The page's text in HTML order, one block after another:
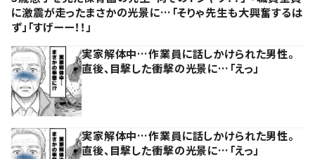
に激震が走ったまさかの光景に…「そりゃ先生も大興奮するは
ず」「すげーー！！」
実家解体中…作業員に話しかけられた男性。
直後、目撃した衝撃の光景に…「えっ」
実家解体中…作業員に話しかけられた男性。
直後、目撃した衝撃の光景に…「えっ」